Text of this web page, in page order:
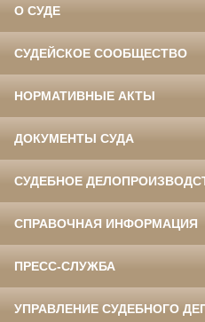
О СУДЕ
СУДЕЙСКОЕ СООБЩЕСТВО
НОРМАТИВНЫЕ АКТЫ
ДОКУМЕНТЫ СУДА
СУДЕБНОЕ
СПРАВОЧНАЯ ИНФОРМАЦИЯ
ПРЕСС-СЛУЖБА
УПРАВЛЕНИЕ СУДЕБНОГО